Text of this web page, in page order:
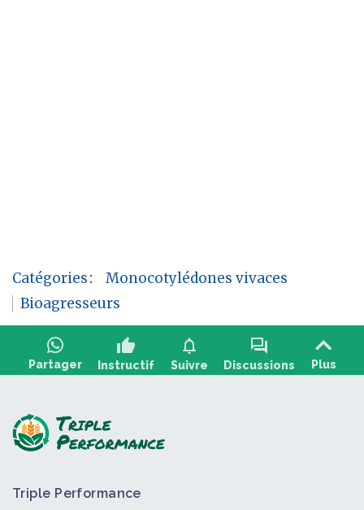
Catégories:
Monocotylédones vivaces
Bioagresseurs
Partager
thumb_up
Instructif
notifications
Suivre
forum
Discussions Plus
Triple Performance